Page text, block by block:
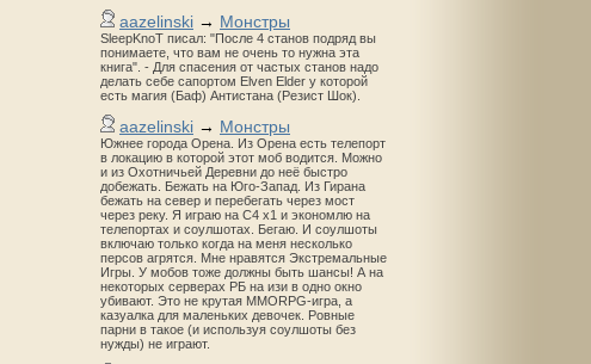
aazelinski → Монстры
SleepKnoT писал: "После 4 станов подряд вы
понимаете, что вам не очень то нужна эта
книга". - Для спасения от частых станов надо
делать себе сапортом Elven Elder у которой
есть магия (Баф) Антистана (Резист Шок).
aazelinski → Монстры
Южнее города Орена. Из Орена есть телепорт
в локацию в которой этот моб водится. Можно
и из Охотничьей Деревни до неё быстро
добежать. Бежать на Юго-Запад. Из Гирана
бежать на север и перебегать через мост
через реку. Я играю на С4 х1 и экономлю на
телепортах и соулшотах. Бегаю. И соулшоты
включаю только когда на меня несколько
персов агрятся. Мне нравятся Экстремальные
Игры. У мобов тоже должны быть шансы! А на
некоторых серверах РБ на изи в одно окно
убивают. Это не крутая MMORPG-игра, а
казуалка для маленьких девочек. Ровные
парни в такое (и используя соулшоты без
нужды) не играют.